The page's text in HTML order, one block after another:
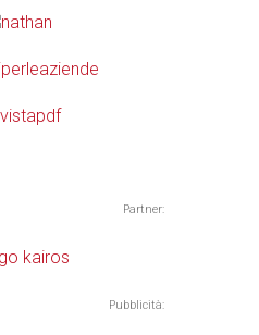
Partner:
Pubblicità: